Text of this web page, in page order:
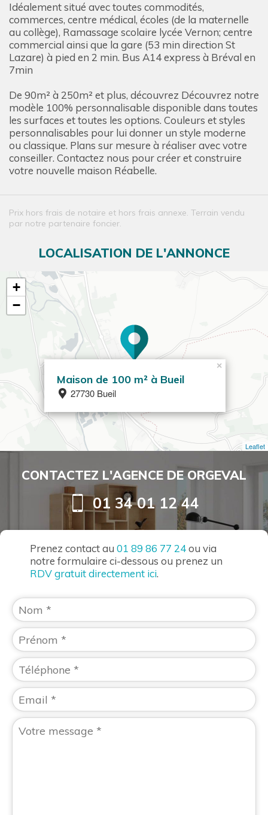
Idéalement situé avec toutes commodités,
commerces, centre médical, écoles (de la maternelle
au collège), Ramassage scolaire lycée Vernon; centre
commercial ainsi que la gare (53 min direction St
Lazare) à pied en 2 min. Bus A14 express à Bréval en
7min
De 90m² à 250m² et plus, découvrez Découvrez notre
modèle 100% personnalisable disponible dans toutes
les surfaces et toutes les options. Couleurs et styles
personnalisables pour lui donner un style moderne
ou classique. Plans sur mesure à réaliser avec votre
conseiller. Contactez nous pour créer et construire
votre nouvelle maison Réabelle.
Prix hors frais de notaire et hors frais annexe. Terrain vendu
par notre partenaire foncier.
LOCALISATION DE L'ANNONCE
Maison de 100 m² à Bueil
27730 Bueil
×
+
−
Leaflet
CONTACTEZ L'AGENCE DE ORGEVAL
01 34 01 12 44
Prenez contact au 01 89 86 77 24ou via
notre formulaire ci-dessous ou prenez un
RDV gratuit directement ici.